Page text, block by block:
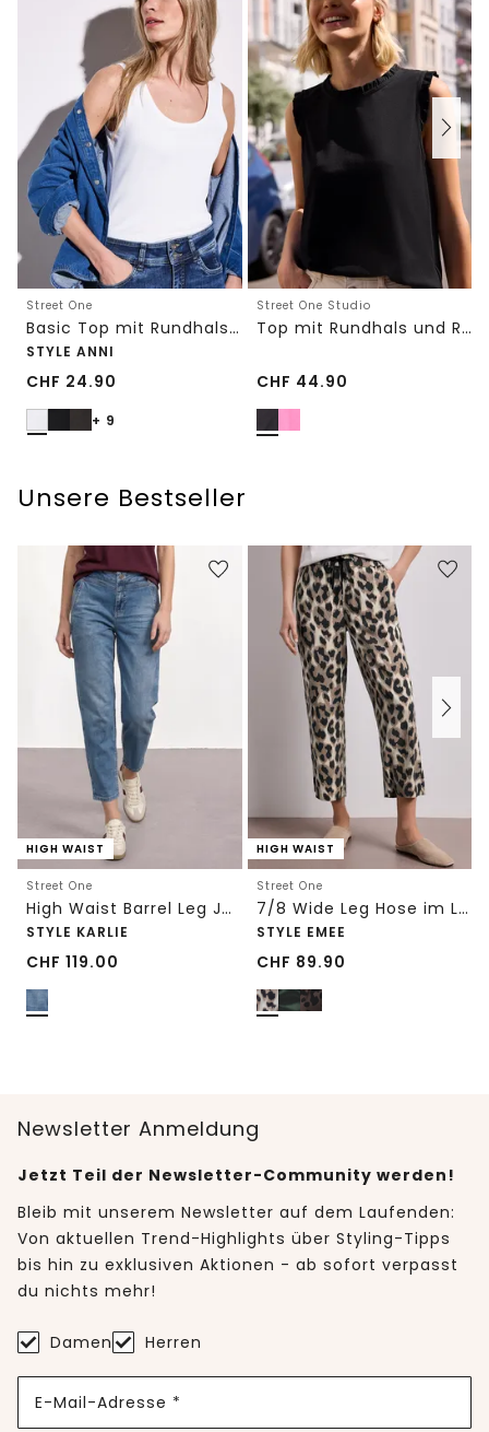
Street One
Basic Top mit Rundhals in Unifarbe
STYLE ANNI
CHF 24.90
+ 9
Street One Studio
Top mit Rundhals und Rüschendetails
CHF 44.90
Unsere Bestseller
HIGH WAIST
Street One
High Waist Barrel Leg Jeans im Loose Fit
STYLE KARLIE
CHF 119.00
HIGH WAIST
Street One
7/8 Wide Leg Hose im Loose Fit mit Print
STYLE EMEE
CHF 89.90
Newsletter Anmeldung
Jetzt Teil der Newsletter-Community werden!
Bleib mit unserem Newsletter auf dem Laufenden:
Von aktuellen Trend-Highlights über Styling-Tipps
bis hin zu exklusiven Aktionen - ab sofort verpasst
du nichts mehr!
Damen Herren
E-Mail-Adresse *